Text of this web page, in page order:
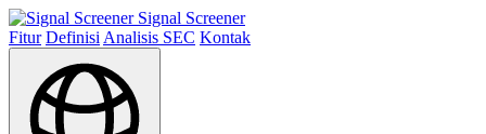
Signal Screener
Fitur Definisi Analisis SEC Kontak